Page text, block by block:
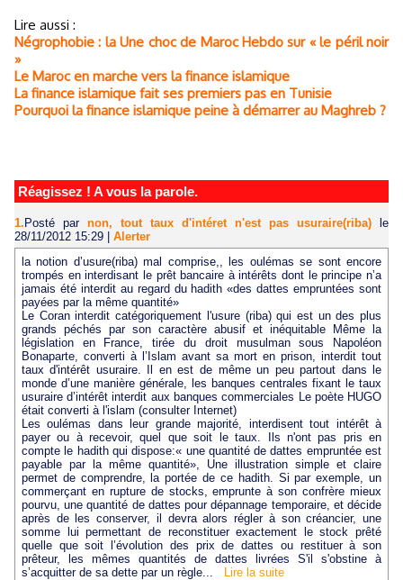
Lire aussi :
Négrophobie : la Une choc de Maroc Hebdo sur « le péril noir
»
Le Maroc en marche vers la finance islamique
La finance islamique fait ses premiers pas en Tunisie
Pourquoi la finance islamique peine à démarrer au Maghreb ?
Réagissez ! A vous la parole.
1. Posté par non, tout taux d'intéret n'est pas usuraire(riba)
le
28/11/2012 15:29
Alerter
la notion d’usure(riba) mal comprise,, les oulémas se sont encore
trompés en interdisant le prêt bancaire à intérêts dont le principe n’a
jamais été interdit au regard du hadith «des dattes empruntées sont
payées par la même quantité»
Le Coran interdit catégoriquement l'usure (riba) qui est un des plus
grands péchés par son caractère abusif et inéquitable Même la
législation en France, tirée du droit musulman sous Napoléon
Bonaparte, converti à l’Islam avant sa mort en prison, interdit tout
taux d'intérêt usuraire. Il en est de même un peu partout dans le
monde d’une manière générale, les banques centrales fixant le taux
usuraire d’intérêt interdit aux banques commerciales Le poète HUGO
était converti à l'islam (consulter Internet)
Les oulémas dans leur grande majorité, interdisent tout intérêt à
payer ou à recevoir, quel que soit le taux. Ils n'ont pas pris en
compte le hadith qui dispose:« une quantité de dattes empruntée est
payable par la même quantité», Une illustration simple et claire
permet de comprendre, la portée de ce hadith. Si par exemple, un
commerçant en rupture de stocks, emprunte à son confrère mieux
pourvu, une quantité de dattes pour dépannage temporaire, et décide
après de les conserver, il devra alors régler à son créancier, une
somme lui permettant de reconstituer exactement le stock prêté
quelle que soit l’évolution des prix de dattes ou restituer à son
prêteur, les mêmes quantités de dattes livrées S'il s'obstine à
s’acquitter de sa dette par un règle...
Lire la suite